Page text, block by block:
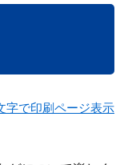
字で印刷ページ表示